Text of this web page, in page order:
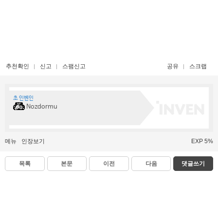
추천확인 신고 스팸신고 공유 스크랩
초 인벤인
Nozdormu
메뉴 인장보기 EXP 5%
목록 본문 이전 다음 댓글쓰기